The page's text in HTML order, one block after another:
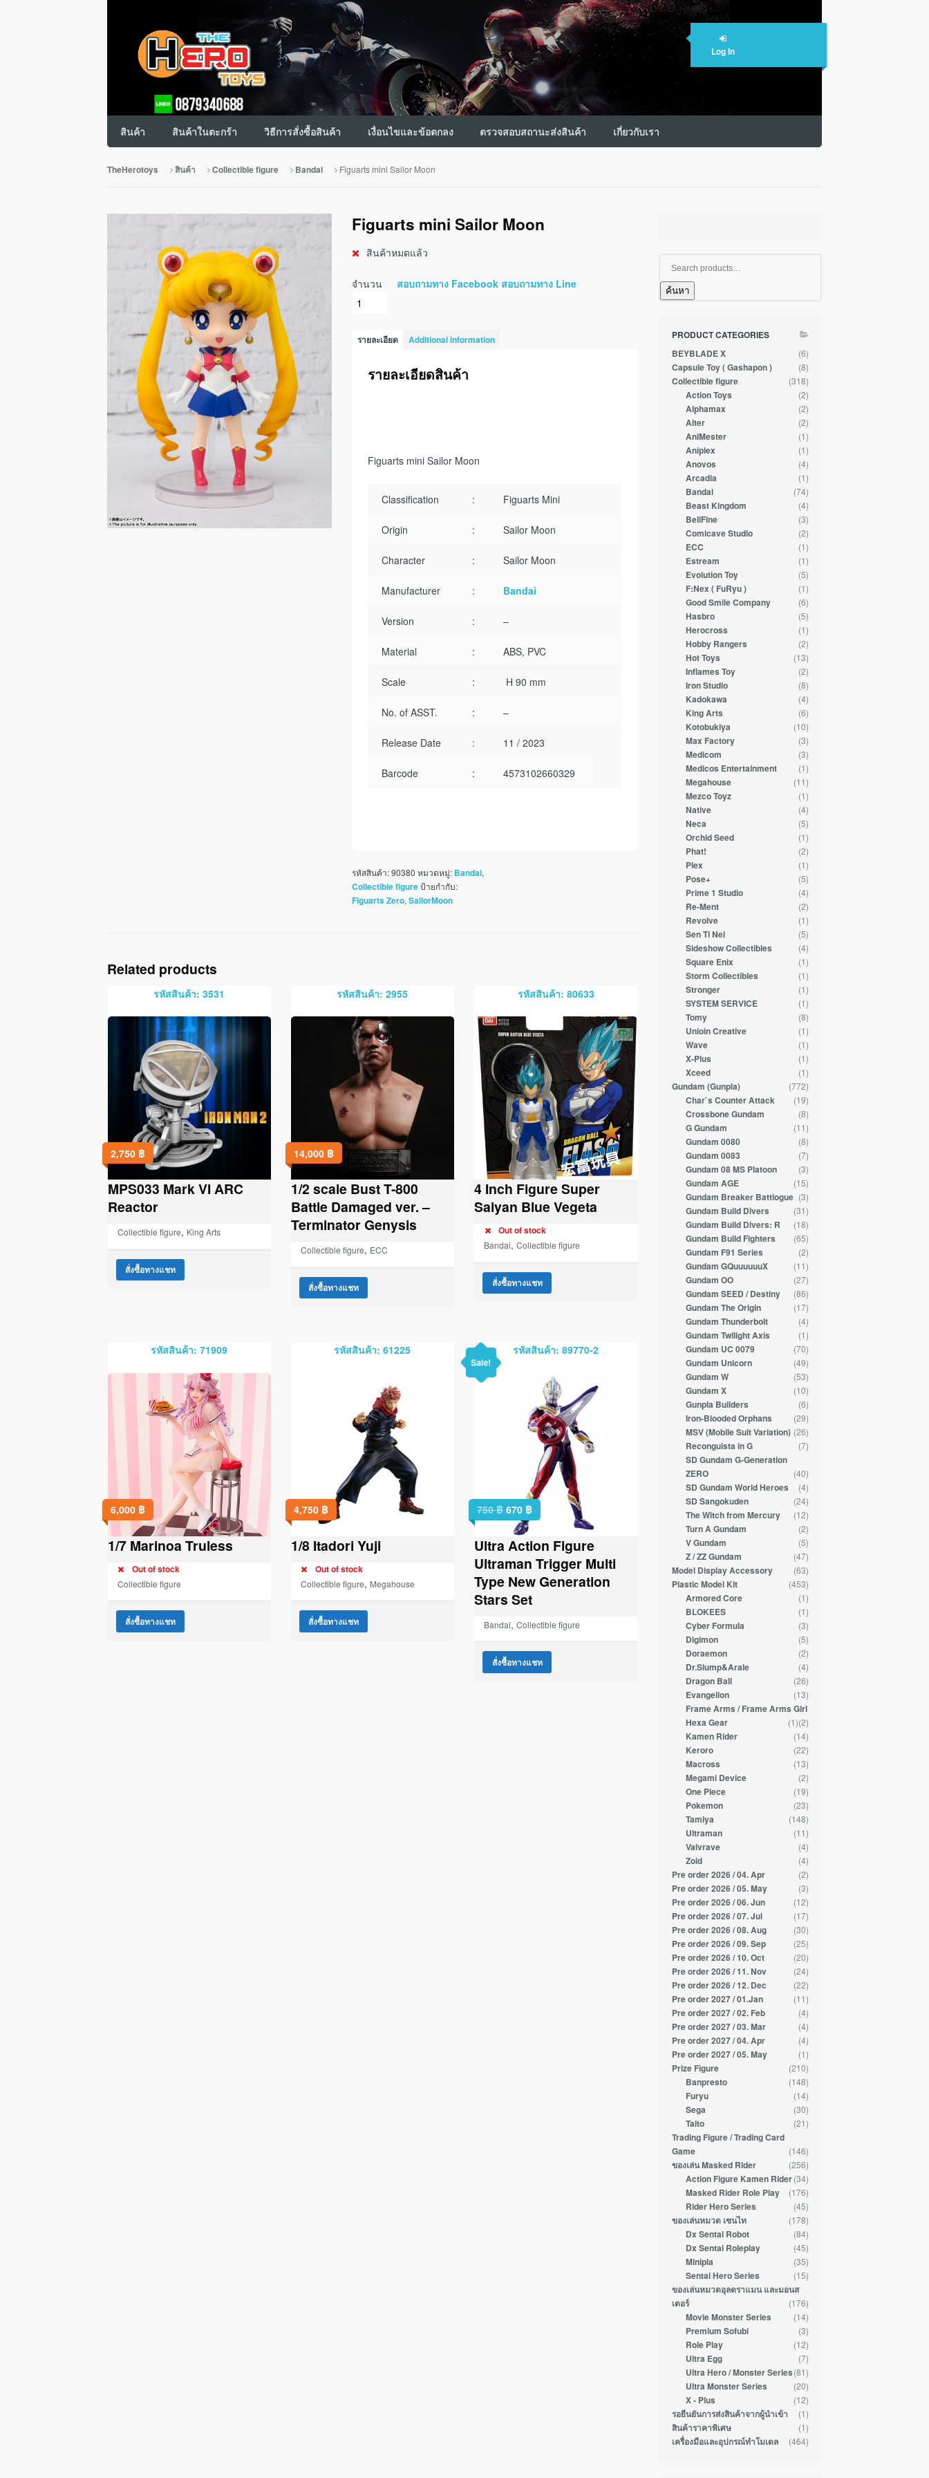
Log In
สินค้า สินค้าในตะกร้า วิธีการสั่งซื้อสินค้า เงื่อนไขและข้อตกลง ตรวจสอบสถานะส่งสินค้า เกี่ยวกับเรา
TheHerotoys สินค้า Collectible figure Bandai Figuarts mini Sailor Moon
Figuarts mini Sailor Moon
สินค้าหมดแล้ว
จำนวน สอบถามทาง Facebook สอบถามทาง Line
รายละเอียด Additional information
รายละเอียดสินค้า
Figuarts mini Sailor Moon
Classification : Figuarts Mini
Origin : Sailor Moon
Character : Sailor Moon
Manufacturer : Bandai
Version : –
Material : ABS, PVC
Scale : H 90 mm
No. of ASST. : –
Release Date : 11 / 2023
Barcode : 4573102660329
รหัสสินค้า:90380 หมวดหมู่: Bandai,
Collectible figure ป้ายกำกับ:
Figuarts Zero,SailorMoon
Related products
รหัสสินค้า: 3531
2,750 ฿
MPS033 Mark VI ARC
Reactor
Collectible figure, King Arts
สั่งซื้อทางแชท
รหัสสินค้า: 2955
14,000 ฿
1/2 scale Bust T-800
Battle Damaged ver. –
Terminator Genysis
Collectible figure, ECC
สั่งซื้อทางแชท
รหัสสินค้า: 80633
4 Inch Figure Super
Saiyan Blue Vegeta
Out of stock
Bandai,Collectible figure
สั่งซื้อทางแชท
รหัสสินค้า: 71909
6,000 ฿
1/7 Marinoa Truless
Out of stock
Collectible figure
สั่งซื้อทางแชท
รหัสสินค้า: 61225
4,750 ฿
1/8 Itadori Yuji
Out of stock
Collectible figure, Megahouse
สั่งซื้อทางแชท
รหัสสินค้า: 89770-2
Sale!
750฿ 670 ฿
Ultra Action Figure
Ultraman Trigger Multi
Type New Generation
Stars Set
Bandai,Collectible figure
สั่งซื้อทางแชท
ค้นหา
PRODUCT CATEGORIES
BEYBLADE X
(6)
Capsule Toy ( Gashapon )
(8)
Collectible figure
(318)
Action Toys
(2)
Alphamax
(2)
Alter
(2)
AniMester
(1)
Aniplex
(1)
Anovos
(4)
Arcadia
(1)
Bandai
(74)
Beast Kingdom
(4)
BellFine
(3)
Comicave Studio
(2)
ECC
(1)
Estream
(1)
Evolution Toy
(5)
F:Nex ( FuRyu )
(1)
Good Smile Company
(6)
Hasbro
(5)
Herocross
(1)
Hobby Rangers
(2)
Hot Toys
(13)
Inflames Toy
(2)
Iron Studio
(8)
Kadokawa
(4)
King Arts
(6)
Kotobukiya
(10)
Max Factory
(3)
Medicom
(3)
Medicos Entertainment
(1)
Megahouse
(11)
Mezco Toyz
(1)
Native
(4)
Neca
(5)
Orchid Seed
(1)
Phat!
(2)
Plex
(1)
Pose+
(5)
Prime 1 Studio
(4)
Re-Ment
(2)
Revolve
(1)
Sen Ti Nel
(5)
Sideshow Collectibles
(4)
Square Enix
(1)
Storm Collectibles
(1)
Stronger
(1)
SYSTEM SERVICE
(1)
Tomy
(8)
Unioin Creative
(1)
Wave
(1)
X-Plus
(1)
Xceed
(1)
Gundam (Gunpla)
(772)
Char`s Counter Attack
(19)
Crossbone Gundam
(8)
G Gundam
(11)
Gundam 0080
(8)
Gundam 0083
(7)
Gundam 08 MS Platoon
(3)
Gundam AGE
(15)
Gundam Breaker Battlogue (3)
Gundam Build Divers
(31)
Gundam Build Divers: R
(18)
Gundam Build Fighters
(65)
Gundam F91 Series
(2)
Gundam GQuuuuuuX
(11)
Gundam OO
(27)
Gundam SEED / Destiny
(86)
Gundam The Origin
(17)
Gundam Thunderbolt
(4)
Gundam Twilight Axis
(1)
Gundam UC 0079
(70)
Gundam Unicorn
(49)
Gundam W
(53)
Gundam X
(10)
Gunpla Builders
(6)
Iron-Blooded Orphans
(29)
MSV (Mobile Suit Variation) (26)
Reconguista in G
(7)
SD Gundam G-Generation
ZERO
(40)
SD Gundam World Heroes
(4)
SD Sangokuden
(24)
The Witch from Mercury
(12)
Turn A Gundam
(2)
V Gundam
(5)
Z / ZZ Gundam
(47)
Model Display Accessory
(63)
Plastic Model Kit
(453)
Armored Core
(1)
BLOKEES
(1)
Cyber Formula
(3)
Digimon
(5)
Doraemon
(2)
Dr.Slump&Arale
(4)
Dragon Ball
(26)
Evangelion
(13)
Frame Arms / Frame Arms Girl
(2)
Hexa Gear
(1)
Kamen Rider
(14)
Keroro
(22)
Macross
(13)
Megami Device
(2)
One Piece
(19)
Pokemon
(23)
Tamiya
(148)
Ultraman
(11)
Valvrave
(4)
Zoid
(4)
Pre order 2026 / 04. Apr
(2)
Pre order 2026 / 05. May
(3)
Pre order 2026 / 06. Jun
(12)
Pre order 2026 / 07. Jul
(17)
Pre order 2026 / 08. Aug
(30)
Pre order 2026 / 09. Sep
(25)
Pre order 2026 / 10. Oct
(20)
Pre order 2026 / 11. Nov
(24)
Pre order 2026 / 12. Dec
(22)
Pre order 2027 / 01.Jan
(11)
Pre order 2027 / 02. Feb
(4)
Pre order 2027 / 03. Mar
(4)
Pre order 2027 / 04. Apr
(4)
Pre order 2027 / 05. May
(1)
Prize Figure
(210)
Banpresto
(148)
Furyu
(14)
Sega
(30)
Taito
(21)
Trading Figure / Trading Card
Game
(146)
ของเล่น Masked Rider
(256)
Action Figure Kamen Rider (34)
Masked Rider Role Play
(176)
Rider Hero Series
(45)
ของเล่นหมวด เซนไท
(178)
Dx Sentai Robot
(84)
Dx Sentai Roleplay
(45)
Minipla
(35)
Sentai Hero Series
(15)
ของเล่นหมวดอุลตราแมน และมอนส
เตอร์
(176)
Movie Monster Series
(14)
Premium Sofubi
(3)
Role Play
(12)
Ultra Egg
(7)
Ultra Hero / Monster Series(81)
Ultra Monster Series
(20)
X - Plus
(12)
รอยืนยันการส่งสินค้าจากผู้นำเข้า
(1)
สินค้าราคาพิเศษ
(1)
เครื่องมือและอุปกรณ์ทำโมเดล
(464)